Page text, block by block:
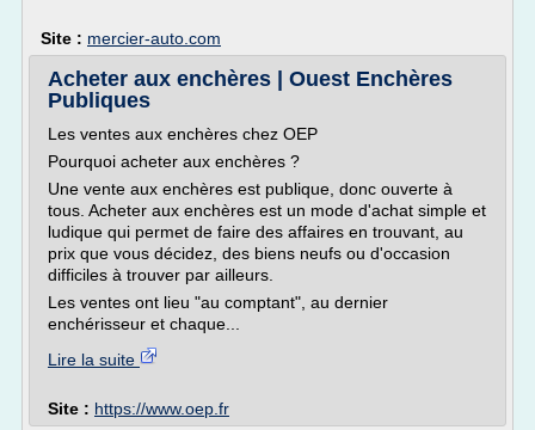
Site : mercier-auto.com
Acheter aux enchères | Ouest Enchères
Publiques
Les ventes aux enchères chez OEP
Pourquoi acheter aux enchères ?
Une vente aux enchères est publique, donc ouverte à
tous. Acheter aux enchères est un mode d'achat simple et
ludique qui permet de faire des affaires en trouvant, au
prix que vous décidez, des biens neufs ou d'occasion
difficiles à trouver par ailleurs.
Les ventes ont lieu "au comptant", au dernier
enchérisseur et chaque...
Lire la suite
Site : https://www.oep.fr